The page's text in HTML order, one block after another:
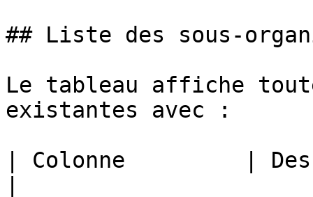
## Liste des sous-
Le tableau affiche
existantes avec :
| Colonne         |